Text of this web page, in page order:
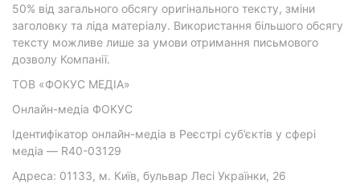
50% від загального обсягу оригінального тексту, зміни
заголовку та ліда матеріалу. Використання більшого обсягу
тексту можливе лише за умови отримання письмового
дозволу Компанії.
ТОВ «ФОКУС МЕДІА»
Онлайн-медіа ФОКУС
Ідентифікатор онлайн-медіа в Реєстрі суб’єктів у сфері
медіа — R40-03129
Адреса: 01133, м. Київ, бульвар Лесі Українки, 26